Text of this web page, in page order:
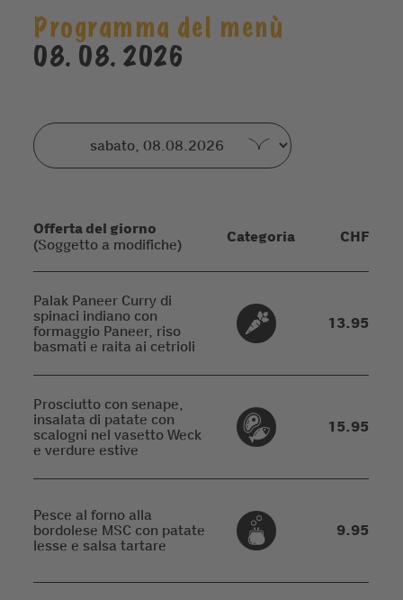
Programma del menù
08. 08. 2026
Offerta del giorno
(Soggetto a modifiche) Categoria CHF
Palak Paneer Curry di
spinaci indiano con
formaggio Paneer, riso
basmati e raita ai cetrioli
13.95
Prosciutto con senape,
insalata di patate con
scalogni nel vasetto Weck
e verdure estive
15.95
Pesce al forno alla
bordolese MSC con patate
lesse e salsa tartare
9.95